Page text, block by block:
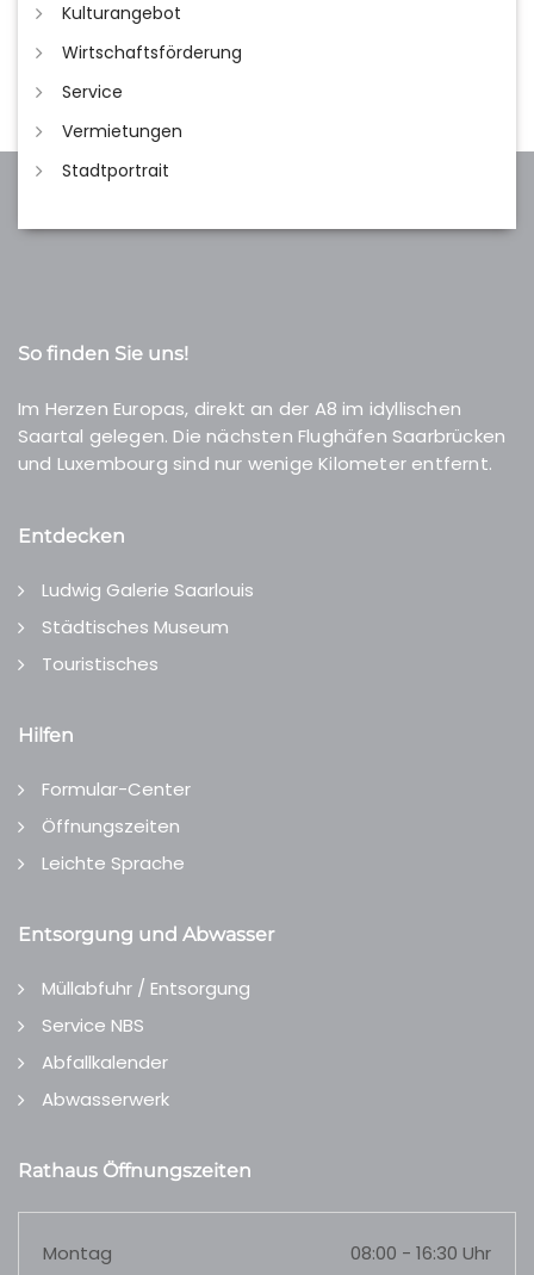
Kulturangebot
Wirtschaftsförderung
Service
Vermietungen
Stadtportrait
So finden Sie uns!
Im Herzen Europas, direkt an der A8 im idyllischen
Saartal gelegen. Die nächsten Flughäfen Saarbrücken
und Luxembourg sind nur wenige Kilometer entfernt.
Entdecken
Ludwig Galerie Saarlouis
Städtisches Museum
Touristisches
Hilfen
Formular-Center
Öffnungszeiten
Leichte Sprache
Entsorgung und Abwasser
Müllabfuhr / Entsorgung
Service NBS
Abfallkalender
Abwasserwerk
Rathaus Öffnungszeiten
Montag 08:00 - 16:30 Uhr